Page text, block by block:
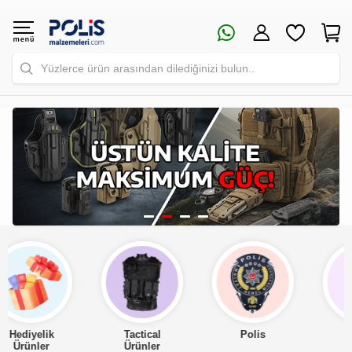
Yüzlerce ürün arasından dilediğinizi bulun..
Tactical
Ürünler
Polis